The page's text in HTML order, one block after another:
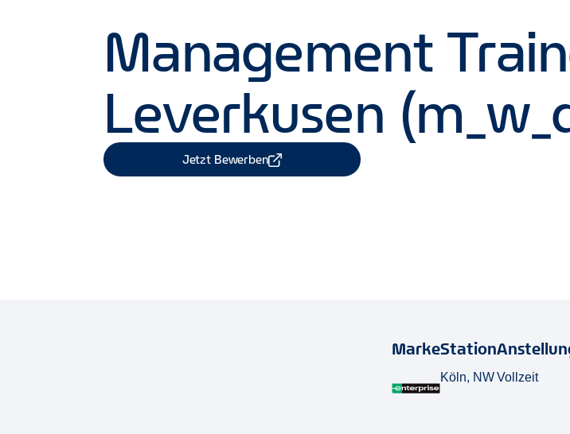
Management
Leverkusen
Jetzt Bewerben
MarkeStation
Köln, NW Vollzeit